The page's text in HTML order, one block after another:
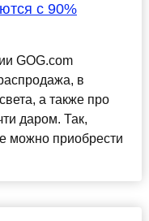
с 90%
GOG.com
в
а также про
даром. Так,
можно приобрести